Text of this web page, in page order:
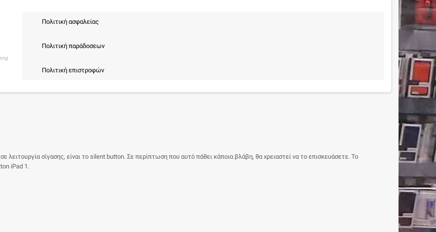
Πολιτική ασφαλείας
Πολιτική παράδοσεων
Πολιτική επιστροφών
λειτουργία σίγασης, είναι το silent button. Σε περίπτωση που αυτό πάθει κάποια βλάβη, θα χρειαστεί να το επισκευάσετε. Το
iPad 1.